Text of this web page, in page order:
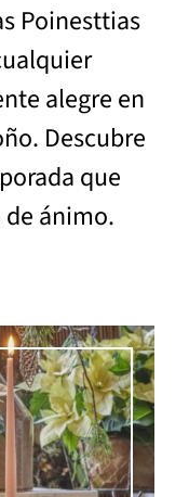
Poinesttias
alegre en
Descubre
que
ánimo.